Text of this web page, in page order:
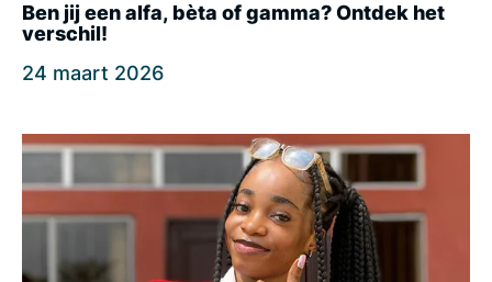
Ben jij een alfa, bèta of gamma? Ontdek het
verschil!
24 maart 2026